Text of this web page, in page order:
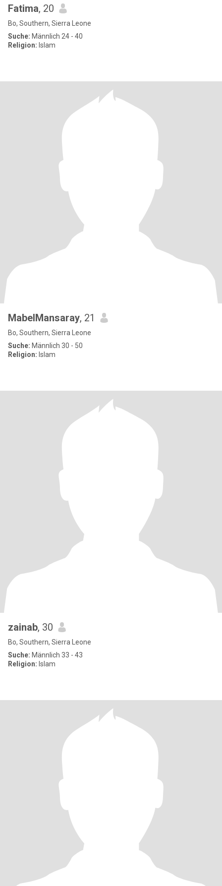
Fatima, 20
Bo, Southern, Sierra Leone
Suche: Männlich 24 - 40
Religion: Islam
MabelMansaray, 21
Bo, Southern, Sierra Leone
Suche: Männlich 30 - 50
Religion: Islam
zainab, 30
Bo, Southern, Sierra Leone
Suche: Männlich 33 - 43
Religion: Islam